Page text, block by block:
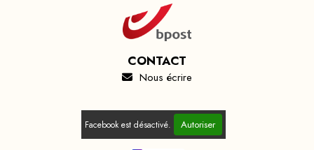
CONTACT
 Nous écrire
Facebook est désactivé. Autoriser